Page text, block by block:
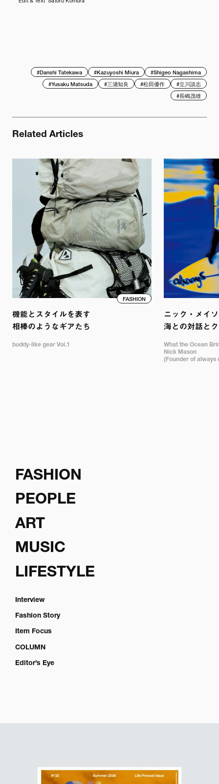
#Danshi Tatekawa #Kazuyoshi Miura #Shigeo Nagashima
#Yusaku Matsuda #三浦知良 #松田優作 #立川談志
#長嶋茂雄
Related Articles
FASHION
機能とスタイルを表す
相棒のようなギアたち
buddy-like gear Vol.1
ニック・メイ
海との対話と
What the Ocean
Nick Mason
(Founder of always
FASHION
PEOPLE
ART
MUSIC
LIFESTYLE
Interview
Fashion Story
Item Focus
COLUMN
Editor’s Eye